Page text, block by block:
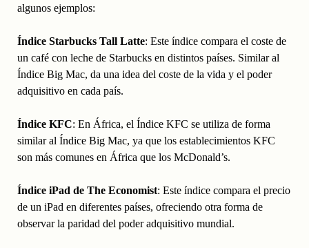
algunos ejemplos:
Índice Starbucks Tall Latte: Este índice compara el coste de
un café con leche de Starbucks en distintos países. Similar al
Índice Big Mac, da una idea del coste de la vida y el poder
adquisitivo en cada país.
Índice KFC: En África, el Índice KFC se utiliza de forma
similar al Índice Big Mac, ya que los establecimientos KFC
son más comunes en África que los McDonald’s.
Índice iPad de The Economist: Este índice compara el precio
de un iPad en diferentes países, ofreciendo otra forma de
observar la paridad del poder adquisitivo mundial.